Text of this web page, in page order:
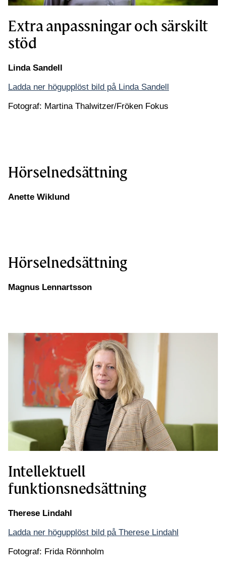
Extra anpassningar och särskilt
stöd
Linda Sandell
Ladda ner högupplöst bild på Linda Sandell
Fotograf: Martina Thalwitzer/Fröken Fokus
Hörselnedsättning
Anette Wiklund
Hörselnedsättning
Magnus Lennartsson
Intellektuell
funktionsnedsättning
Therese Lindahl
Ladda ner högupplöst bild på Therese Lindahl
Fotograf: Frida Rönnholm